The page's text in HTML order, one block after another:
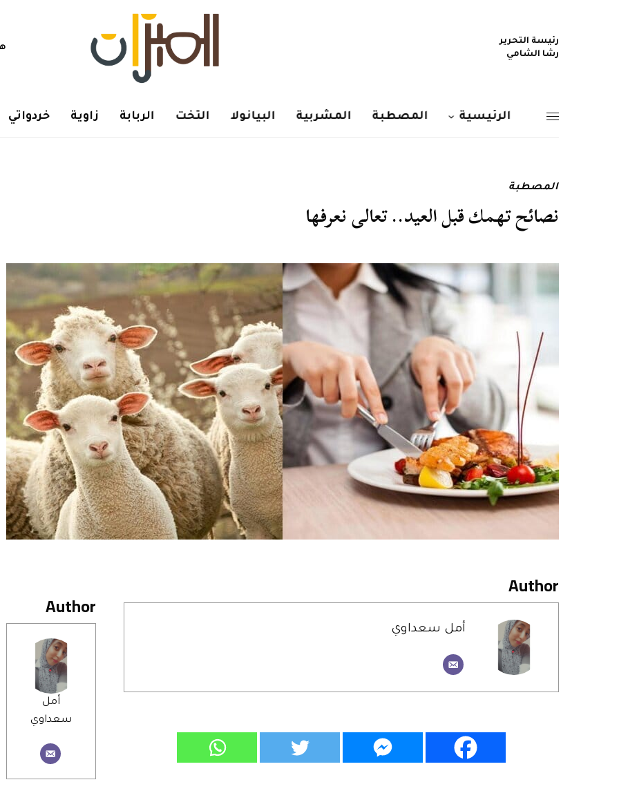
رئيسة التحرير
رشا الشامي
الرئيسية المصطبة المشربية البيانولا التخت الربابة زاوية خردواتي
المصطبة
نصائح تهمك قبل العيد.. تعالى نعرفها
Author
أمل
سعداوي
Author
أمل سعداوي